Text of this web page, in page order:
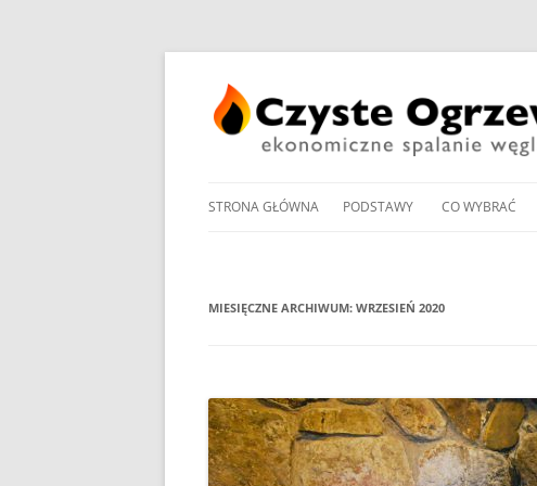
STRONA GŁÓWNA PODSTAWY
RODZAJE KOTŁÓW WĘGLOWYCH
MANDAT ZA PALENIE W PIECU –
CO WYBRAĆ
PROMIENNIKI
W
POMPA
MIESIĘCZNE ARCHIWUM: WRZESIEŃ 2020